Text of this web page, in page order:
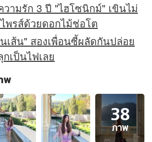
วามรัก 3 ปี "ไฮโซนิกม์" เขินไม่
พรส์ด้วยดอกไม้ช่อโต
เส้น" สองเพื่อนซี้ผลัดกันปล่อย
เป็นไฟเลย
พ
38
ภาพ